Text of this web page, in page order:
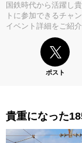
国鉄時代から活躍し
トに参加できるチャ
イベント詳細をご紹介
ポスト
貴重になった